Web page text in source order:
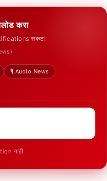
करा
सकट!
🎙️ Audio News
नाही